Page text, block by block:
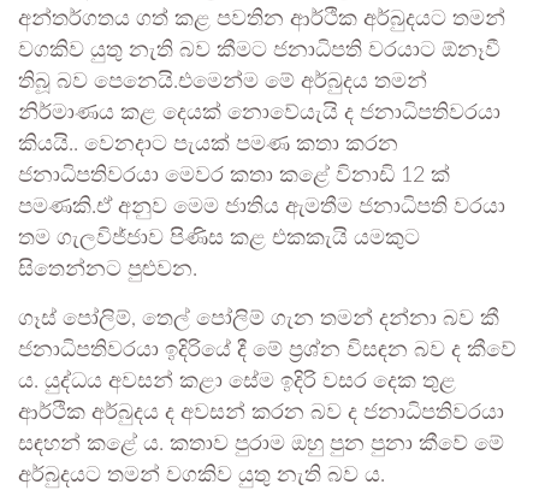
අන්තර්ගතය ගත් කළ පවතින ආර්ථික අර්බුදයට තමන්
වගකිව යුතු නැති බව කීමට ජනාධිපති වරයාට ඕනෑවී
තිබූ බව පෙනෙයි.එමෙන්ම මේ අර්බුදය තමන්
නිර්මාණය කළ දෙයක් නොවේයැයි ද ජනාධිපතිවරයා
කියයි.. වෙනදාට පැයක් පමණ කතා කරන
ජනාධිපතිවරයා මෙවර කතා කළේ විනාඩි 12 ක්
පමණකි.ඒ අනුව මෙම ජාතිය ඇමතීම ජනාධිපති වරයා
තම ගැලවිජ්ජාව පිණිස කළ එකකැයි යමකුට
සිතෙන්නට පුළුවන.
ගෑස් පෝලිම්, තෙල් පෝලිම් ගැන තමන් දන්නා බව කී
ජනාධිපතිවරයා ඉදිරියේ දී මේ ප්‍රශ්න විසඳන බව ද කීවේ
ය. යුද්ධය අවසන් කළා සේම ඉදිරි වසර දෙක තුළ
ආර්ථික අර්බුදය ද අවසන් කරන බව ද ජනාධිපතිවරයා
සඳහන් කළේ ය. කතාව පුරාම ඔහු පුන පුනා කීවේ මේ
අර්බුදයට තමන් වගකිව යුතු නැති බව ය.